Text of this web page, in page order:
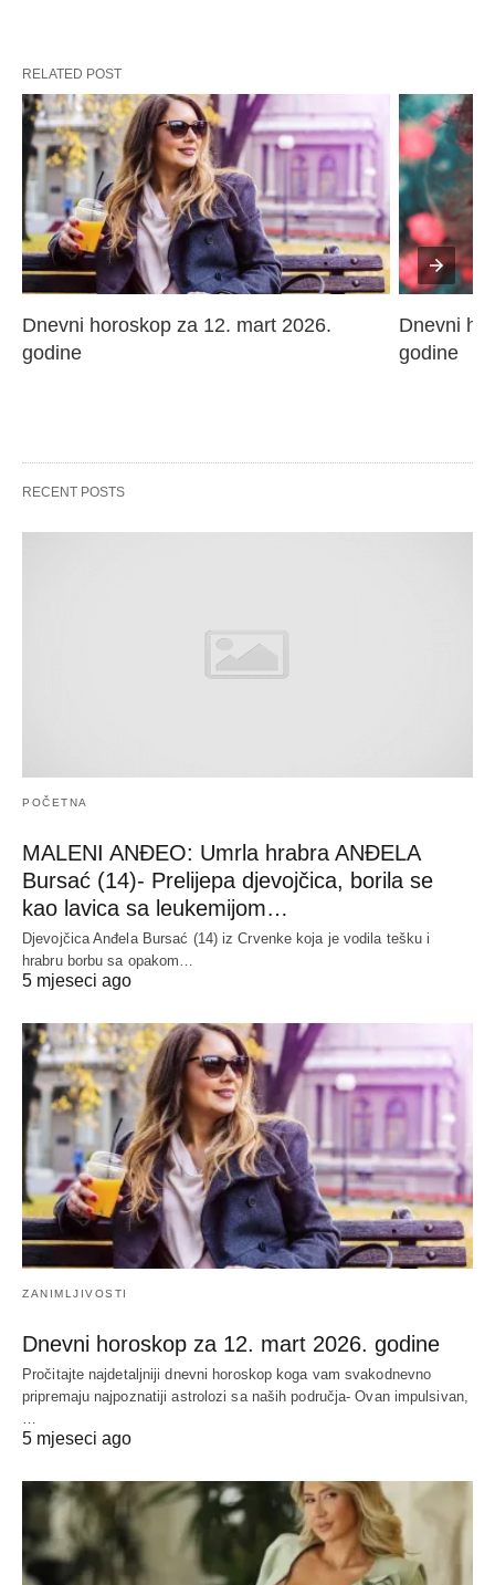
RELATED POST
Dnevni horoskop za 12. mart 2026.
godine
Dnevni
godine
RECENT POSTS
POČETNA
MALENI ANĐEO: Umrla hrabra ANĐELA
Bursać (14)- Prelijepa djevojčica, borila se
kao lavica sa leukemijom…
Djevojčica Anđela Bursać (14) iz Crvenke koja je vodila tešku i
hrabru borbu sa opakom…
5 mjeseci ago
ZANIMLJIVOSTI
Dnevni horoskop za 12. mart 2026. godine
Pročitajte najdetaljniji dnevni horoskop koga vam svakodnevno
pripremaju najpoznatiji astrolozi sa naših područja- Ovan impulsivan,
5 mjeseci ago